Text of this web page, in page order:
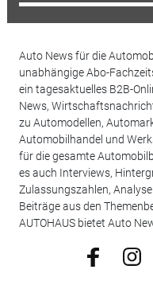
Auto News für die
unabhängige Abo-
ein tagesaktuelles B2B-
News,
zu Automodellen,
Automobilhandel und
für die gesamte
es auch Interviews,
Zulassungszahlen,
Beiträge aus den
AUTOHAUS bietet Auto